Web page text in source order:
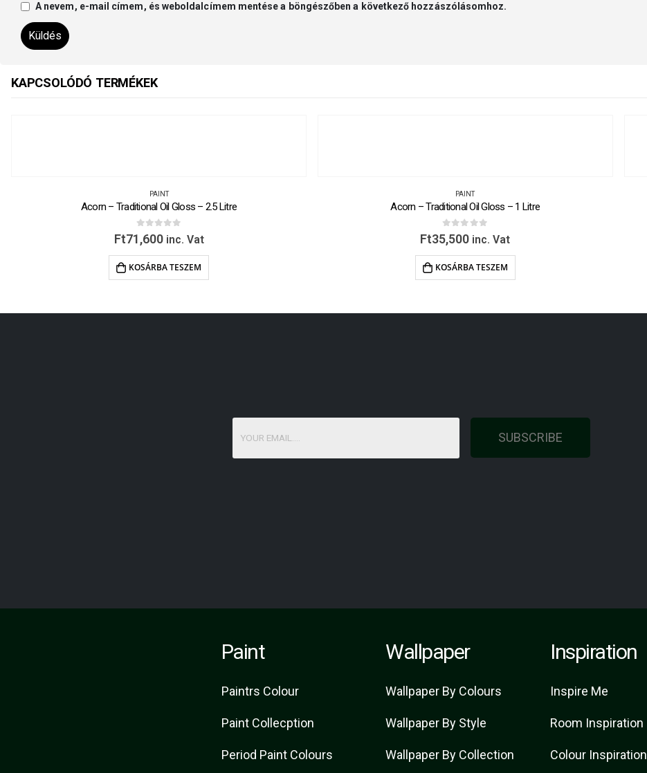
A nevem, e-mail címem, és weboldalcímem mentése a böngészőben a következő hozzászólásomhoz.
KAPCSOLÓDÓ TERMÉKEK
PAINT
Acorn – Traditional Oil Gloss – 2.5 Litre
0 out of 5
Ft71,600 inc. Vat
KOSÁRBA TESZEM
PAINT
Acorn – Traditional Oil Gloss – 1 Litre
0 out of 5
Ft35,500 inc. Vat
KOSÁRBA TESZEM
SUBSCRIBE
Paint
Paintrs Colour
Paint Collecption
Period Paint Colours
Wallpaper
Wallpaper By Colours
Wallpaper By Style
Wallpaper By Collection
Inspiration
Inspire Me
Room Inspiration
Colour Inspiration